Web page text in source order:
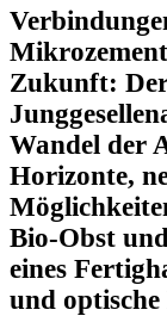
Zukunft:
Wandel der
Horizonte,
Bio-Obst
eines
und